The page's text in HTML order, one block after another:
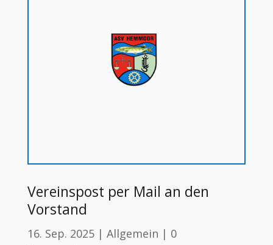
Vereinspost per Mail an den
Vorstand
16. Sep. 2025| Allgemein | 0